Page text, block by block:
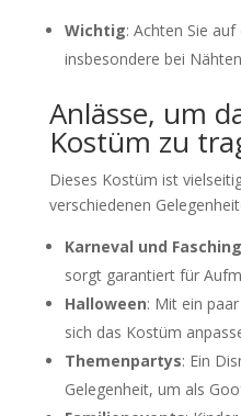
Wichtig: Achten Sie
insbesondere bei
Anlässe, um
Kostüm zu
Dieses Kostüm ist
verschiedenen
Karneval und Fasching
sorgt garantiert für
Halloween: Mit ein
sich das Kostüm
Themenpartys: Ein
Gelegenheit, um als